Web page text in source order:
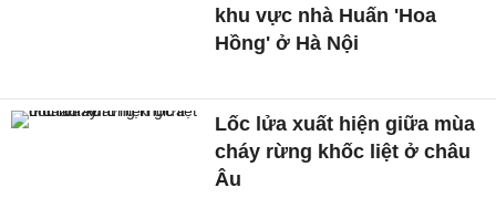
khu vực nhà Huấn 'Hoa
Hồng' ở Hà Nội
Lốc lửa xuất hiện giữa mùa
cháy rừng khốc liệt ở châu
Âu